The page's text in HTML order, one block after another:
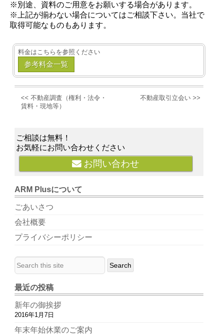
※別途、資料のご用意をお願いする場合があります。
※上記が揃わない場合についてはご相談下さい。当社で
取得可能なものもあります。
料金はこちらを参照ください
参考料金一覧
不動産調査（権利・法令・
賃料・現地等）
不動産取引立会い
ご相談は無料！
お気軽にお問い合わせください
お問い合わせ
ARM Plusについて
ごあいさつ
会社概要
プライバシーポリシー
最近の投稿
新年の御挨拶
2016年1月7日
年末年始休業のご案内